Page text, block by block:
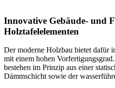
Innovative Gebäude- und
Holztafelelementen
Der moderne Holzbau bietet dafür
mit einem hohen
bestehen im Prinzip aus einer
Dämmschicht sowie der